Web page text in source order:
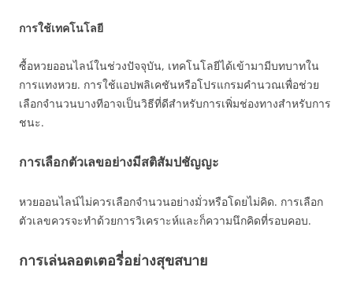
การใช้เทคโนโลยี
ซื้อหวยออนไลน์ในช่วงปัจจุบัน, เทคโนโลยีได้เข้ามามีบทบาทใน
การแทงหวย. การใช้แอปพลิเคชันหรือโปรแกรมคำนวณเพื่อช่วย
เลือกจำนวนบางทีอาจเป็นวิธีที่ดีสำหรับการเพิ่มช่องทางสำหรับการ
ชนะ.
การเลือกตัวเลขอย่างมีสติสัมปชัญญะ
หวยออนไลน์ไม่ควรเลือกจำนวนอย่างมั่วหรือโดยไม่คิด. การเลือก
ตัวเลขควรจะทำด้วยการวิเคราะห์และก็ความนึกคิดที่รอบคอบ.
การเล่นลอตเตอรี่อย่างสุขสบาย